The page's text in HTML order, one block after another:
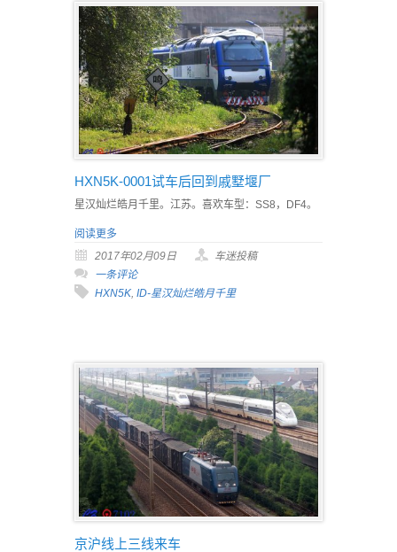
HXN5K-0001试车后回到戚墅堰厂
星汉灿烂皓月千里。江苏。喜欢车型：SS8，DF4。
阅读更多
2017年02月09日
车迷投稿
一条评论
HXN5K, ID-星汉灿烂皓月千里
京沪线上三线来车